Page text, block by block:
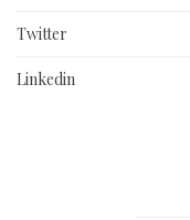
Twitter
Linkedin